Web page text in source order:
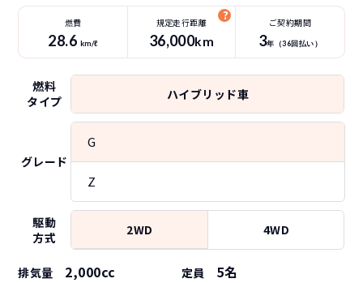
燃費
28.6 km/ℓ
規定走行距離
36,000km
ご契約期間
3年（36回払い）
燃料
タイプ
ハイブリッド車
グレード
G
Z
駆動
方式
2WD 4WD
排気量 2,000cc 定員 5名